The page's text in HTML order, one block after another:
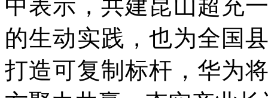
中表示，共建昆山超充
的生动实践，也为全国
打造可复制标杆，华为